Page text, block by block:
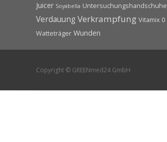
Juicer Soyabella Untersuchungshandschuhe
Verdauung Verkrampfung Vitamix 0
Watteträger Wunden
Copyright © GREENmed24 GmbH